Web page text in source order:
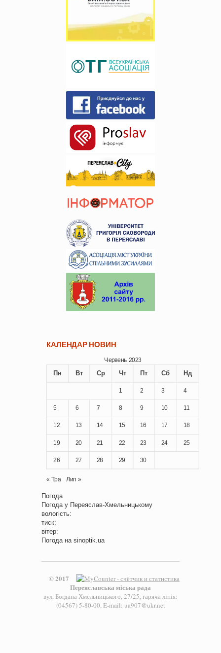
КАЛЕНДАР НОВИН
Червень 2023
Пн Вт Ср Чт Пт Сб Нд
1 2 3 4
5 6 7 8 9 10 11
12 13 14 15 16 17 18
19 20 21 22 23 24 25
26 27 28 29 30
« Тра Лип »
Погода
Погода у Переяслав-Хмельницькому
вологість:
тиск:
вітер:
Погода на sinoptik.ua
© 2017
Переяславська міська рада
вул. Богдана Хмельницького, 27/25, гаряча лінія:
(04567) 5-80-00, E-mail: ua907@ukr.net